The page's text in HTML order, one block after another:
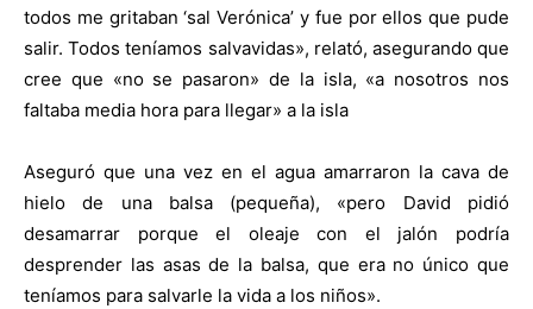
todos me gritaban ‘sal Verónica’ y fue por ellos que pude
salir. Todos teníamos salvavidas», relató, asegurando que
cree que «no se pasaron» de la isla, «a nosotros nos
faltaba media hora para llegar» a la isla
Aseguró que una vez en el agua amarraron la cava de
hielo de una balsa (pequeña), «pero David pidió
desamarrar porque el oleaje con el jalón podría
desprender las asas de la balsa, que era no único que
teníamos para salvarle la vida a los niños».